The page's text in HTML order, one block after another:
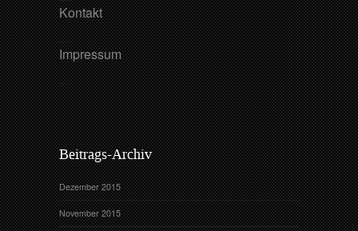
Kontakt
Impressum
Beitrags-Archiv
Dezember 2015
November 2015